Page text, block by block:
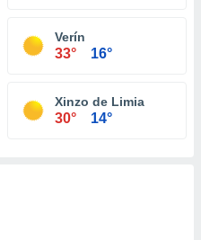
Verín
33° 16°
Xinzo de Limia
30° 14°